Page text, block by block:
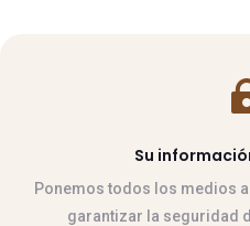
Su
Ponemos todos los medios
garantizar la seguridad